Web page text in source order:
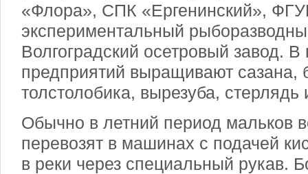
«Флора», СПК «Ергенинский»,
экспериментальный
Волгоградский осетровый завод.
предприятий выращивают сазана,
толстолобика, вырезуба, стерлядь
Обычно в летний период мальков
перевозят в машинах с подачей
в реки через специальный рукав.